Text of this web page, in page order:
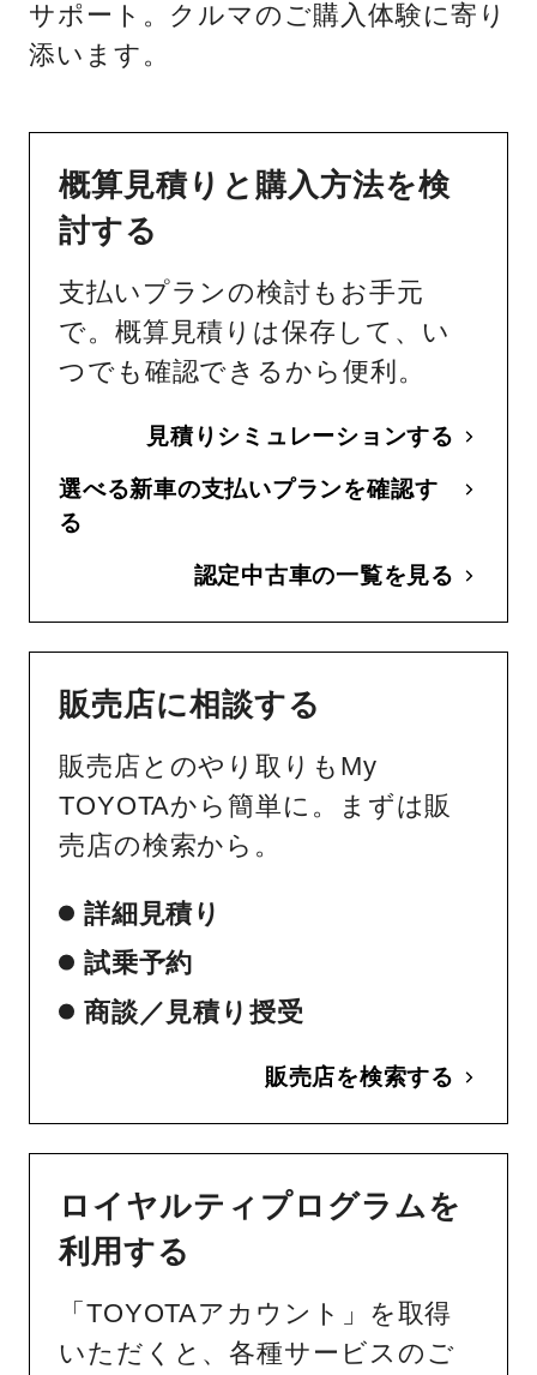
サポート。クルマのご購入体験に寄り
添います。
概算見積りと購入方法を検
討する
支払いプランの検討もお手元
で。概算見積りは保存して、い
つでも確認できるから便利。
見積りシミュレーションする
選べる新車の支払いプランを確認す
る
認定中古車の一覧を見る
販売店に相談する
販売店とのやり取りもMy
TOYOTAから簡単に。まずは販
売店の検索から。
詳細見積り
試乗予約
商談／見積り授受
販売店を検索する
ロイヤルティプログラムを
利用する
「TOYOTAアカウント」を取得
いただくと、各種サービスのご